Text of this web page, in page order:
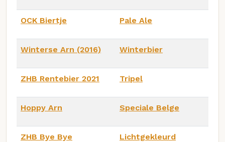
OCK Biertje Pale Ale
Winterse Arn (2016) Winterbier
ZHB Rentebier 2021 Tripel
Hoppy Arn Speciale Belge
ZHB Bye Bye
Lichtgekleurd